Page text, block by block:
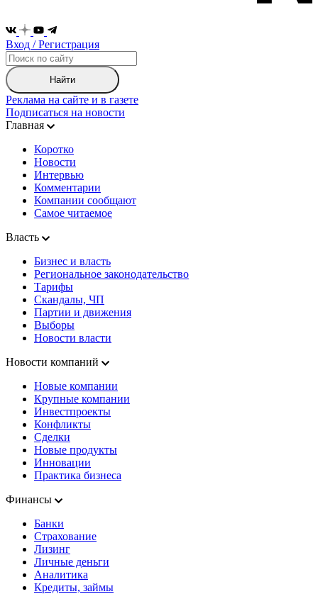
Вход / Регистрация
Найти
Реклама на сайте и в газете
Подписаться на новости
Главная
Коротко
Новости
Интервью
Комментарии
Компании сообщают
Самое читаемое
Власть
Бизнес и власть
Региональное законодательство
Тарифы
Скандалы, ЧП
Партии и движения
Выборы
Новости власти
Новости компаний
Новые компании
Крупные компании
Инвестпроекты
Конфликты
Сделки
Новые продукты
Инновации
Практика бизнеса
Финансы
Банки
Страхование
Лизинг
Личные деньги
Аналитика
Кредиты, займы